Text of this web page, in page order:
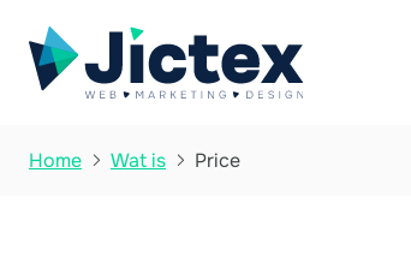
Home  Wat is  Price